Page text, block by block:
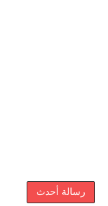
رسالة أحدث